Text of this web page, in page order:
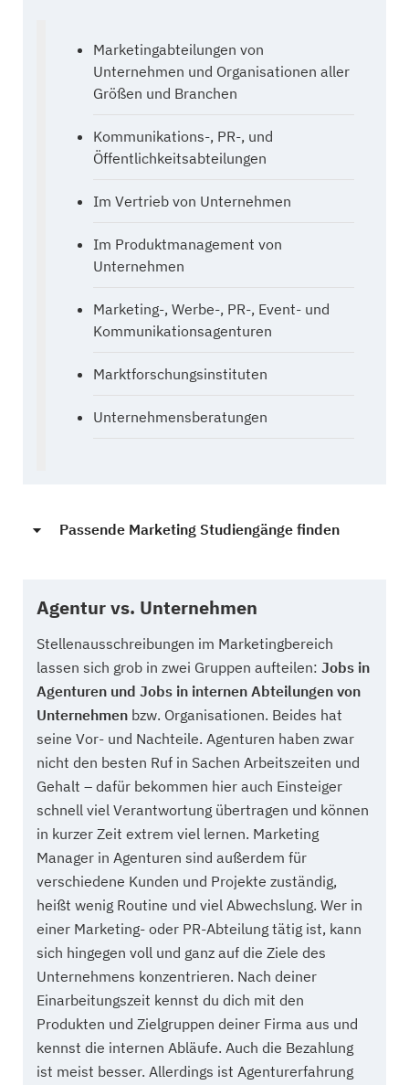
Marketingabteilungen von
Unternehmen und Organisationen aller
Größen und Branchen
Kommunikations-, PR-, und
Öffentlichkeitsabteilungen
Im Vertrieb von Unternehmen
Im Produktmanagement von
Unternehmen
Marketing-, Werbe-, PR-, Event- und
Kommunikationsagenturen
Marktforschungsinstituten
Unternehmensberatungen
Passende Marketing Studiengänge finden
Agentur vs. Unternehmen
Stellenausschreibungen im Marketingbereich
lassen sich grob in zwei Gruppen aufteilen: Jobs in
Agenturen und Jobs in internen Abteilungen von
Unternehmen bzw. Organisationen. Beides hat
seine Vor- und Nachteile. Agenturen haben zwar
nicht den besten Ruf in Sachen Arbeitszeiten und
Gehalt – dafür bekommen hier auch Einsteiger
schnell viel Verantwortung übertragen und können
in kurzer Zeit extrem viel lernen. Marketing
Manager in Agenturen sind außerdem für
verschiedene Kunden und Projekte zuständig,
heißt wenig Routine und viel Abwechslung. Wer in
einer Marketing- oder PR-Abteilung tätig ist, kann
sich hingegen voll und ganz auf die Ziele des
Unternehmens konzentrieren. Nach deiner
Einarbeitungszeit kennst du dich mit den
Produkten und Zielgruppen deiner Firma aus und
kennst die internen Abläufe. Auch die Bezahlung
ist meist besser. Allerdings ist Agenturerfahrung